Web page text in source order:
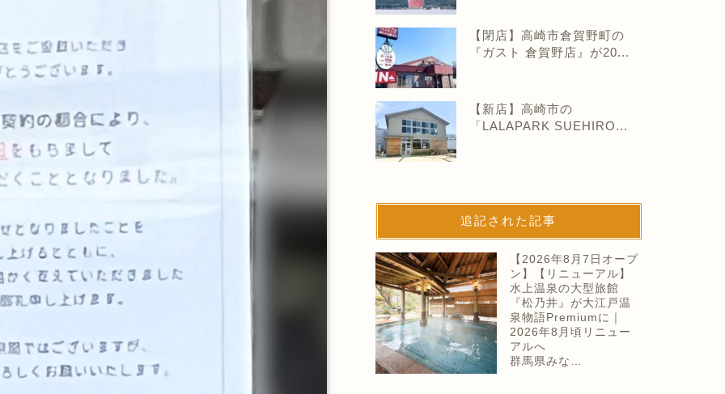
【閉店】高崎市倉賀野町の
『ガスト 倉賀野店』が20...
【新店】高崎市の
「LALAPARK SUEHIRO...
追記された記事
【2026年8月7日オープ
ン】【リニューアル】
水上温泉の大型旅館
『松乃井』が大江戸温
泉物語Premiumに｜
2026年8月頃リニュー
アルへ
群馬県みな…